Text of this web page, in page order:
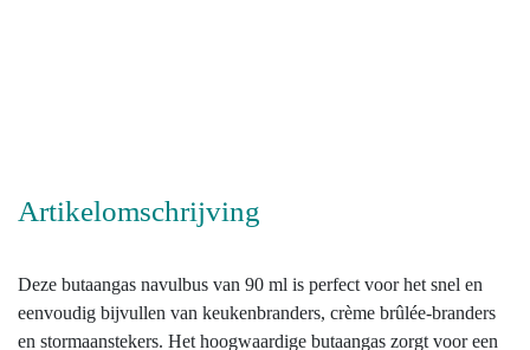
Artikelomschrijving
Deze butaangas navulbus van 90 ml is perfect voor het
snel en eenvoudig bijvullen van keukenbranders, crème
brûlée-branders en stormaanstekers. Het hoogwaardige